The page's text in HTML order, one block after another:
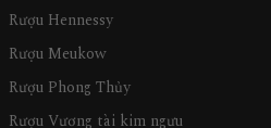
Rượu Hennessy
Rượu Meukow
Rượu Phong Thủy
Rượu Vương tài kim ngưu